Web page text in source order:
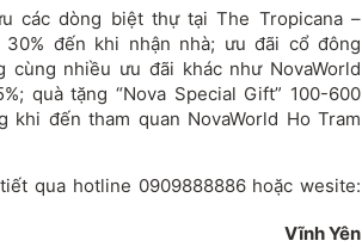
các dòng biệt thự tại The Tropicana –
30% đến khi nhận nhà; ưu đãi cổ đông
cùng nhiều ưu đãi khác như NovaWorld
quà tặng “Nova Special Gift” 100-600
đến tham quan NovaWorld Ho Tram
qua hotline 0909888886 hoặc wesite:
Vĩnh Yên